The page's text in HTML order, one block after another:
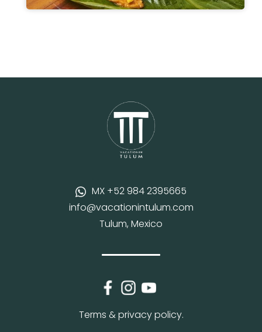
MX +52 984 2395665
info@vacationintulum.com
Tulum, Mexico
Terms & privacy policy.